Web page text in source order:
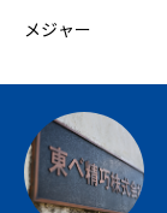
メジャー